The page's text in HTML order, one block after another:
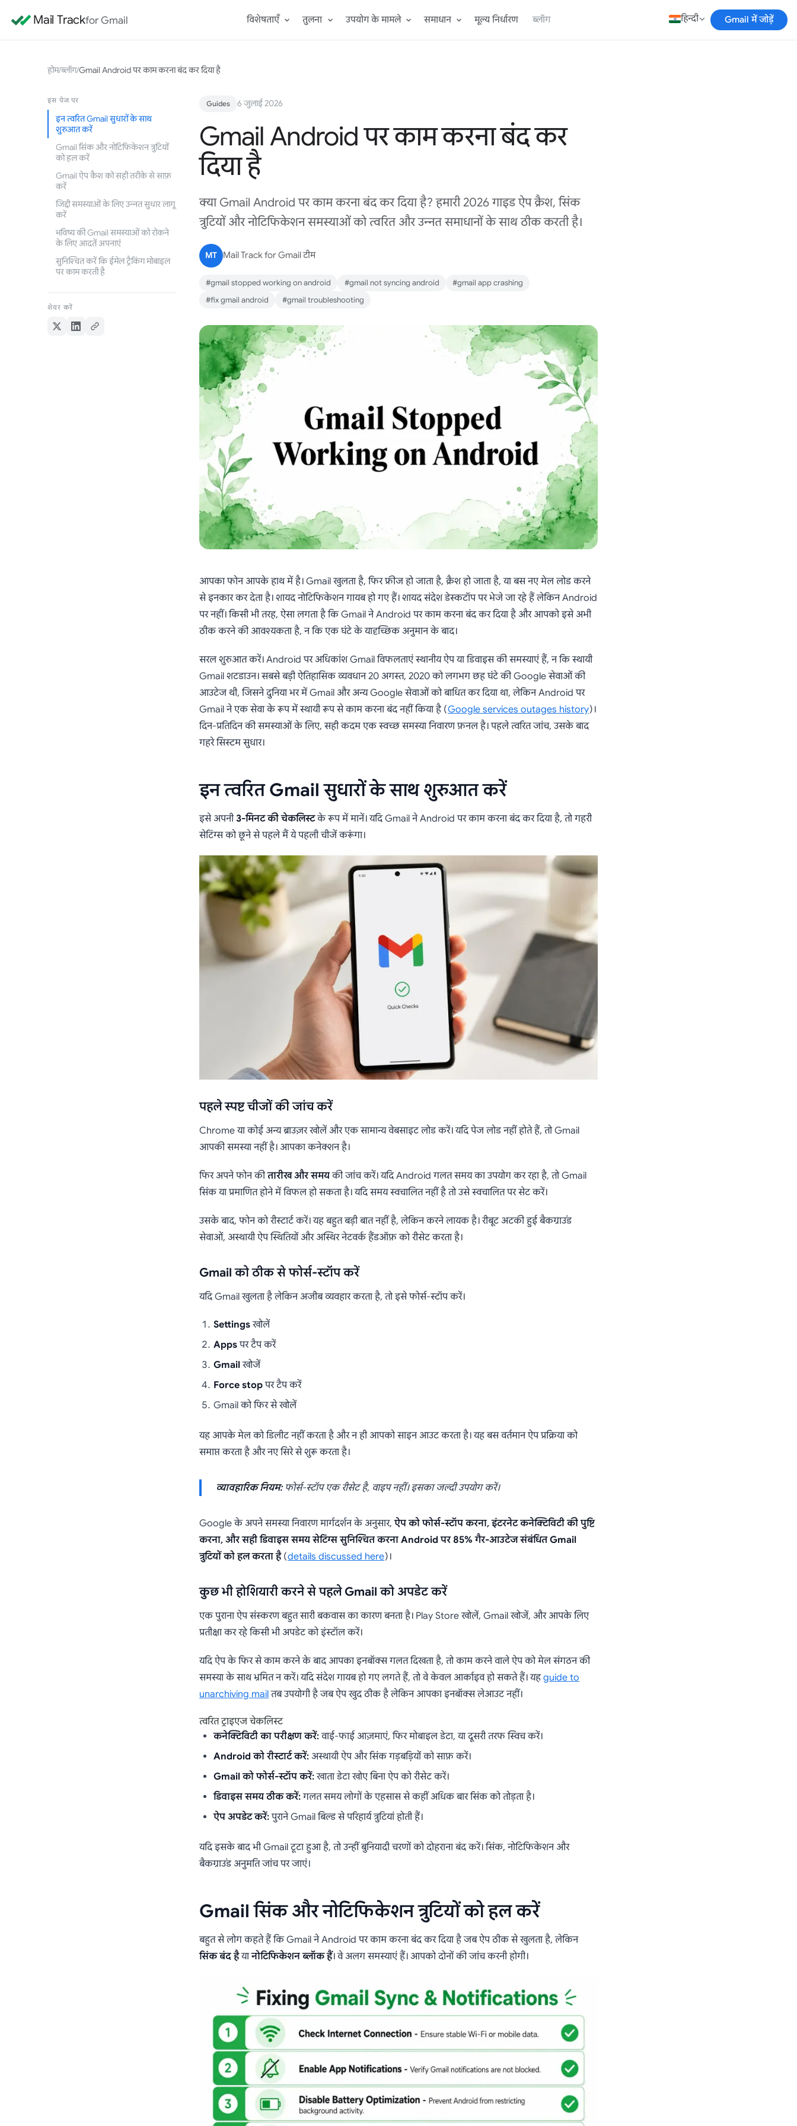
Mail Trackfor Gmail विशेषताएँ तुलना उपयोग के मामले समाधान मूल्य निर्धारण ब्लॉग हिन्दी Gmail में जोड़ें
होम/ब्लॉग/Gmail Android पर काम करना बंद कर दिया है
इस पेज पर
इन त्वरित Gmail सुधारों के साथ
शुरुआत करें
Gmail सिंक और नोटिफिकेशन त्रुटियों
को हल करें
Gmail ऐप कैश को सही तरीके से साफ़
करें
जिद्दी समस्याओं के लिए उन्नत सुधार लागू
करें
भविष्य की Gmail समस्याओं को रोकने
के लिए आदतें अपनाएं
सुनिश्चित करें कि ईमेल ट्रैकिंग मोबाइल
पर काम करती है
शेयर करें
Guides 6 जुलाई 2026
Gmail Android पर काम करना बंद कर
दिया है
क्या Gmail Android पर काम करना बंद कर दिया है? हमारी 2026 गाइड ऐप क्रैश, सिंक
त्रुटियों और नोटिफिकेशन समस्याओं को त्वरित और उन्नत समाधानों के साथ ठीक करती है।
MT Mail Track for Gmail टीम
#gmail stopped working on android #gmail not syncing android
#gmail app crashing
#fix gmail android
#gmail troubleshooting
आपका फोन आपके हाथ में है। Gmail खुलता है, फिर फ्रीज हो जाता है, क्रैश हो जाता है, या बस नए मेल लोड करने
से इनकार कर देता है। शायद नोटिफिकेशन गायब हो गए हैं। शायद संदेश डेस्कटॉप पर भेजे जा रहे हैं लेकिन Android
पर नहीं। किसी भी तरह, ऐसा लगता है कि Gmail ने Android पर काम करना बंद कर दिया है और आपको इसे अभी
ठीक करने की आवश्यकता है, न कि एक घंटे के यादृच्छिक अनुमान के बाद।
सरल शुरुआत करें। Android पर अधिकांश Gmail विफलताएं स्थानीय ऐप या डिवाइस की समस्याएं हैं, न कि स्थायी
Gmail शटडाउन। सबसे बड़ी ऐतिहासिक व्यवधान 20 अगस्त, 2020 को लगभग छह घंटे की Google सेवाओं की
आउटेज थी, जिसने दुनिया भर में Gmail और अन्य Google सेवाओं को बाधित कर दिया था, लेकिन Android पर
Gmail ने एक सेवा के रूप में स्थायी रूप से काम करना बंद नहीं किया है (Google services outages history)।
दिन-प्रतिदिन की समस्याओं के लिए, सही कदम एक स्वच्छ समस्या निवारण फ़नल है। पहले त्वरित जांच, उसके बाद
गहरे सिस्टम सुधार।
इन त्वरित Gmail सुधारों के साथ शुरुआत करें
इसे अपनी3-मिनट की चेकलिस्टके रूप में मानें। यदि Gmail ने Android पर काम करना बंद कर दिया है, तो गहरी
सेटिंग्स को छूने से पहले मैं ये पहली चीजें करूंगा।
पहले स्पष्ट चीजों की जांच करें
Chrome या कोई अन्य ब्राउज़र खोलें और एक सामान्य वेबसाइट लोड करें। यदि पेज लोड नहीं होते हैं, तो Gmail
आपकी समस्या नहीं है। आपका कनेक्शन है।
फिर अपने फोन कीतारीख और समयकी जांच करें। यदि Android गलत समय का उपयोग कर रहा है, तो Gmail
सिंक या प्रमाणित होने में विफल हो सकता है। यदि समय स्वचालित नहीं है तो उसे स्वचालित पर सेट करें।
उसके बाद, फोन को रीस्टार्ट करें। यह बहुत बड़ी बात नहीं है, लेकिन करने लायक है। रीबूट अटकी हुई बैकग्राउंड
सेवाओं, अस्थायी ऐप स्थितियों और अस्थिर नेटवर्क हैंडऑफ़ को रीसेट करता है।
Gmail को ठीक से फोर्स-स्टॉप करें
यदि Gmail खुलता है लेकिन अजीब व्यवहार करता है, तो इसे फोर्स-स्टॉप करें।
Settingsखोलें
Appsपर टैप करें
Gmailखोजें
Force stopपर टैप करें
Gmail को फिर से खोलें
यह आपके मेल को डिलीट नहीं करता है और न ही आपको साइन आउट करता है। यह बस वर्तमान ऐप प्रक्रिया को
समाप्त करता है और नए सिरे से शुरू करता है।
व्यावहारिक नियम:फोर्स-स्टॉप एक रीसेट है, वाइप नहीं। इसका जल्दी उपयोग करें।
Google के अपने समस्या निवारण मार्गदर्शन के अनुसार,ऐप को फोर्स-स्टॉप करना, इंटरनेट कनेक्टिविटी की पुष्टि
करना, और सही डिवाइस समय सेटिंग्स सुनिश्चित करना Android पर 85% गैर-आउटेज संबंधित Gmail
त्रुटियों को हल करता है(details discussed here)।
कुछ भी होशियारी करने से पहले Gmail को अपडेट करें
एक पुराना ऐप संस्करण बहुत सारी बकवास का कारण बनता है। Play Store खोलें, Gmail खोजें, और आपके लिए
प्रतीक्षा कर रहे किसी भी अपडेट को इंस्टॉल करें।
यदि ऐप के फिर से काम करने के बाद आपका इनबॉक्स गलत दिखता है, तो काम करने वाले ऐप को मेल संगठन की
समस्या के साथ भ्रमित न करें। यदि संदेश गायब हो गए लगते हैं, तो वे केवल आर्काइव हो सकते हैं। यह guide to
unarchiving mailतब उपयोगी है जब ऐप खुद ठीक है लेकिन आपका इनबॉक्स लेआउट नहीं।
त्वरित ट्राइएज चेकलिस्ट
कनेक्टिविटी का परीक्षण करें:वाई-फाई आज़माएं, फिर मोबाइल डेटा, या दूसरी तरफ स्विच करें।
Android को रीस्टार्ट करें: अस्थायी ऐप और सिंक गड़बड़ियों को साफ़ करें।
Gmail को फोर्स-स्टॉप करें:खाता डेटा खोए बिना ऐप को रीसेट करें।
डिवाइस समय ठीक करें:गलत समय लोगों के एहसास से कहीं अधिक बार सिंक को तोड़ता है।
ऐप अपडेट करें:पुराने Gmail बिल्ड से परिहार्य त्रुटियां होती हैं।
यदि इसके बाद भी Gmail टूटा हुआ है, तो उन्हीं बुनियादी चरणों को दोहराना बंद करें। सिंक, नोटिफिकेशन और
बैकग्राउंड अनुमति जांच पर जाएं।
Gmail सिंक और नोटिफिकेशन त्रुटियों को हल करें
बहुत से लोग कहते हैं कि Gmail ने Android पर काम करना बंद कर दिया है जब ऐप ठीक से खुलता है, लेकिन
सिंक बंद हैयानोटिफिकेशन ब्लॉक हैं। वे अलग समस्याएं हैं। आपको दोनों की जांच करनी होगी।